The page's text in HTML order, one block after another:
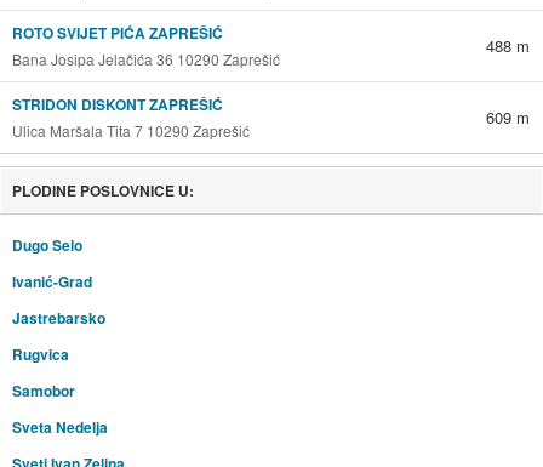
ROTO SVIJET PIĆA ZAPREŠIĆ
Bana Josipa Jelačića 36 10290 Zaprešić
488 m
STRIDON DISKONT ZAPREŠIĆ
Ulica Maršala Tita 7 10290 Zaprešić
609 m
PLODINE POSLOVNICE U:
Dugo Selo
Ivanić-Grad
Jastrebarsko
Rugvica
Samobor
Sveta Nedelja